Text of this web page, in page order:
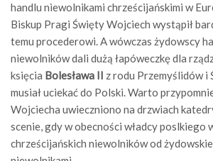
handlu niewolnikami chrześcijańskimi w
Biskup Pragi Święty Wojciech wystąpił
temu procederowi. A wówczas żydowscy
niewolników dali dużą łapóweczkę dla
księcia Bolesława II z rodu Przemyślidów i
musiał uciekać do Polski. Warto
Wojciecha uwieczniono na drzwiach
scenie, gdy w obecności władcy poslkiego
chrześcijańskich niewolników od